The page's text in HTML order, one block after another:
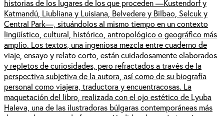
historias de los lugares de los que proceden —Kustendorf y
Katmandú, Liubliana y Luisiana, Belvedere y Bilbao, Selcuk y
Central Park—, situándolos al mismo tiempo en un contexto
lingüístico, cultural, histórico, antropológico o geográfico más
amplio. Los textos, una ingeniosa mezcla entre cuaderno de
viaje, ensayo y relato corto, están cuidadosamente elaborados
y repletos de curiosidades, pero refractados a través de la
perspectiva subjetiva de la autora, así como de su biografía
personal como viajera, traductora y encuentracosas. La
maquetación del libro, realizada con el ojo estético de Lyuba
Haleva, una de las ilustradoras búlgaras contemporáneas más